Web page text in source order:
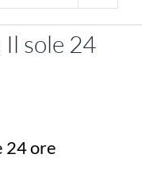
sole 24
24 ore